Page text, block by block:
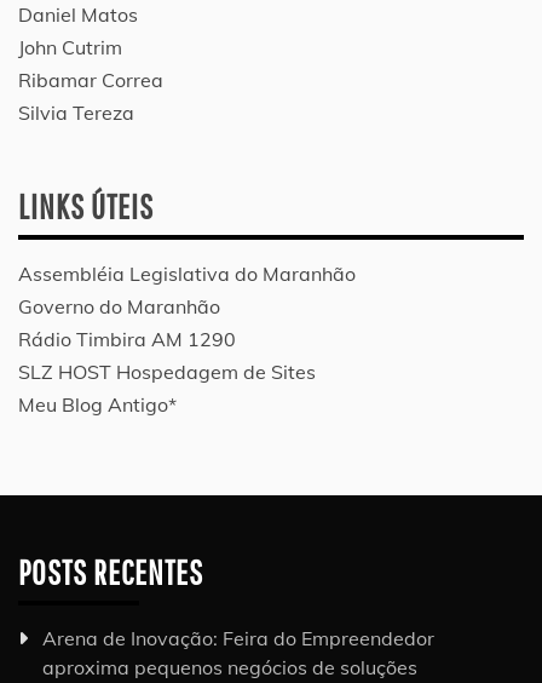
Daniel Matos
John Cutrim
Ribamar Correa
Silvia Tereza
LINKS ÚTEIS
Assembléia Legislativa do Maranhão
Governo do Maranhão
Rádio Timbira AM 1290
SLZ HOST Hospedagem de Sites
Meu Blog Antigo*
POSTS RECENTES
Arena de Inovação: Feira do Empreendedor
aproxima pequenos negócios de soluções